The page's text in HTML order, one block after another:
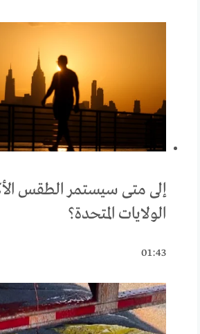
إلى متى سيستمر الطقس
الولايات المتحدة؟
01:43